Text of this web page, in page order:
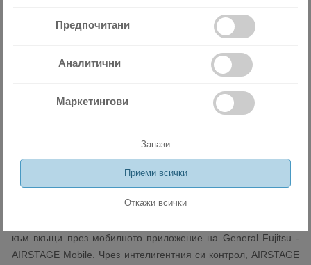
охлаждане през лятото/ бързо затопляне през зимата),
климатикът от тази серия разполага с мощен режим. Той се
управление. Активиран, режимът осигурява продължителна
развъртане на компресора. Това му позволява да работи с
оптималния си капацитет, което води до по-бързо достигане
Wi-Fi управление през мобилен телефон
Вграденият Wi-Fi модул позволява управлението на всички
към вкъщи през мобилното приложение на General Fujitsu -
AIRSTAGE Mobile. Чрез интелигентния си контрол, AIRSTAGE
Предпочитани
Аналитични
Маркетингови
Запази
Приеми всички
Откажи всички